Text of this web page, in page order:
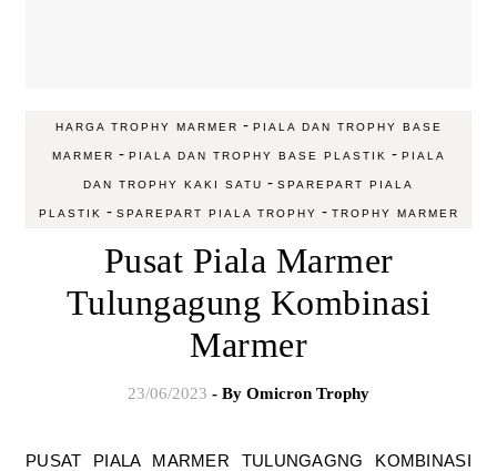
HARGA TROPHY MARMER - PIALA DAN TROPHY BASE
MARMER - PIALA DAN TROPHY BASE PLASTIK - PIALA
DAN TROPHY KAKI SATU - SPAREPART PIALA
PLASTIK - SPAREPART PIALA TROPHY - TROPHY MARMER
Pusat Piala Marmer
Tulungagung Kombinasi
Marmer
23/06/2023 - By Omicron Trophy
PUSAT PIALA MARMER TULUNGAGNG KOMBINASI